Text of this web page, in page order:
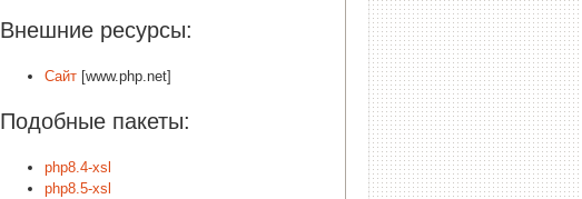
Внешние ресурсы:
Сайт [www.php.net]
Подобные пакеты:
php8.4-xsl
php8.5-xsl